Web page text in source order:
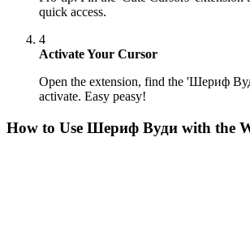
quick access.
4
Activate Your Cursor
Open the extension, find the 'Шериф
activate. Easy peasy!
How to Use Шериф Вуди with the